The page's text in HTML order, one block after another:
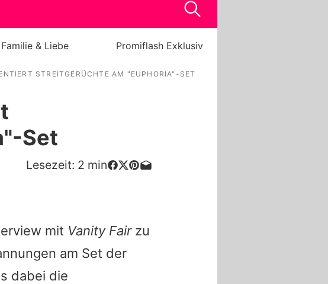
Familie & Liebe Promiflash Exklusiv
STREITGERÜCHTE AM "EUPHORIA"-SET
Set
Lesezeit: 2 min
mit Vanity Fairzu
am Set der
dabei die